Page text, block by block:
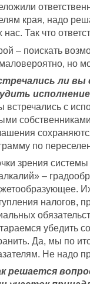
края, надо
нас. Так что
– поискать
но
ли вы
встречались с
по
зрения
–
налогов,
убедить
Да, мы по
Не надо
решается